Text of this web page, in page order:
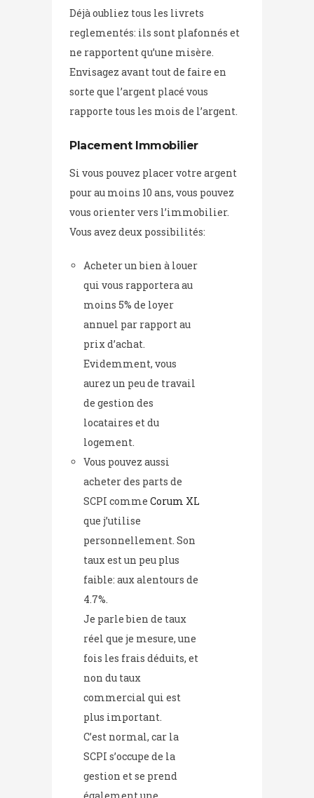
Déjà oubliez tous les livrets
reglementés: ils sont plafonnés et
ne rapportent qu’une misère.
Envisagez avant tout de faire en
sorte que l’argent placé vous
rapporte tous les mois de l’argent.
Placement Immobilier
Si vous pouvez placer votre argent
pour au moins 10 ans, vous pouvez
vous orienter vers l’immobilier.
Vous avez deux possibilités:
Acheter un bien à louer
qui vous rapportera au
moins 5% de loyer
annuel par rapport au
prix d’achat.
Evidemment, vous
aurez un peu de travail
de gestion des
locataires et du
logement.
Vous pouvez aussi
acheter des parts de
SCPI comme Corum XL
que j’utilise
personnellement. Son
taux est un peu plus
faible: aux alentours de
4.7%.
Je parle bien de taux
réel que je mesure, une
fois les frais déduits, et
non du taux
commercial qui est
plus important.
C’est normal, car la
SCPI s’occupe de la
gestion et se prend